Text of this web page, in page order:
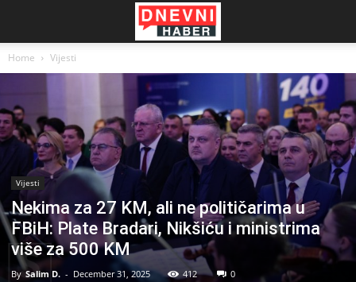
Home Vijesti
Vijesti
Nekima za 27 KM, ali ne političarima u
FBiH: Plate Bradari, Nikšiću i ministrima
više za 500 KM
By Salim D. - December 31, 2025 412 0